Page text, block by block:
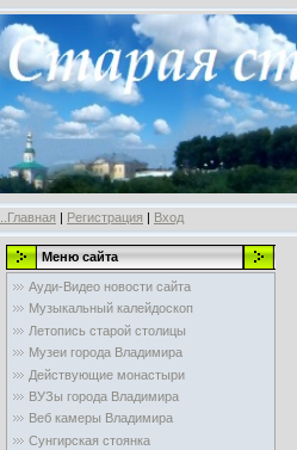
..Главная | Регистрация | Вход
Меню сайта
Ауди-Видео новости сайта
Музыкальный калейдоскоп
Летопись старой столицы
Музеи города Владимира
Действующие монастыри
ВУЗы города Владимира
Веб камеры Владимира
Сунгирская стоянка